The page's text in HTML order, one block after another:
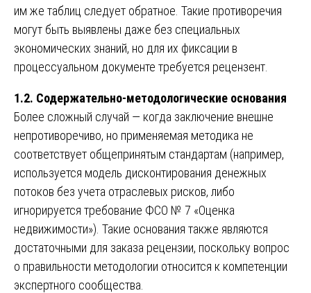
им же таблиц следует обратное. Такие противоречия
могут быть выявлены даже без специальных
экономических знаний, но для их фиксации в
процессуальном документе требуется рецензент.
1.2. Содержательно-методологические основания
Более сложный случай — когда заключение внешне
непротиворечиво, но применяемая методика не
соответствует общепринятым стандартам (например,
используется модель дисконтирования денежных
потоков без учета отраслевых рисков, либо
игнорируется требование ФСО № 7 «Оценка
недвижимости»). Такие основания также являются
достаточными для заказа рецензии, поскольку вопрос
о правильности методологии относится к компетенции
экспертного сообщества.